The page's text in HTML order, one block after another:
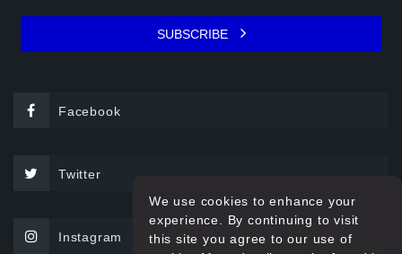
SUBSCRIBE
Facebook
Twitter
Instagram
We use cookies to enhance your
experience. By continuing to visit
this site you agree to our use of